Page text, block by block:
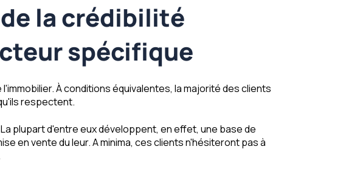
la crédibilité
spécifique
À conditions équivalentes, la majorité des clients
respectent.
plupart d'entre eux développent, en effet, une base de
en vente du leur. A minima, ces clients n'hésiteront pas à